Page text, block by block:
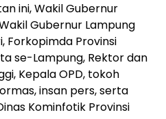
ini, Wakil Gubernur
Gubernur Lampung
Forkopimda Provinsi
se-Lampung, Rektor dan
Kepala OPD, tokoh
insan pers, serta
Kominfotik Provinsi